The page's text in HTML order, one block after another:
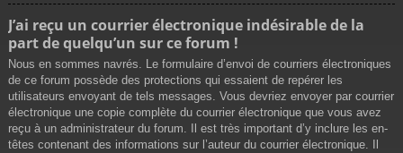
J’ai reçu un courrier électronique indésirable de la
part de quelqu’un sur ce forum !
Nous en sommes navrés. Le formulaire d’envoi de courriers électroniques
de ce forum possède des protections qui essaient de repérer les
utilisateurs envoyant de tels messages. Vous devriez envoyer par courrier
électronique une copie complète du courrier électronique que vous avez
reçu à un administrateur du forum. Il est très important d’y inclure les en-
têtes contenant des informations sur l’auteur du courrier électronique. Il